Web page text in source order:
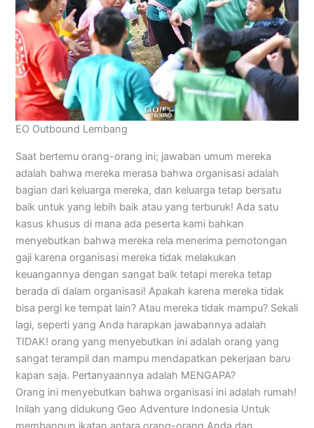
EO Outbound Lembang
Saat bertemu orang-orang ini; jawaban umum mereka
adalah bahwa mereka merasa bahwa organisasi adalah
bagian dari keluarga mereka, dan keluarga tetap bersatu
baik untuk yang lebih baik atau yang terburuk! Ada satu
kasus khusus di mana ada peserta kami bahkan
menyebutkan bahwa mereka rela menerima pemotongan
gaji karena organisasi mereka tidak melakukan
keuangannya dengan sangat baik tetapi mereka tetap
berada di dalam organisasi! Apakah karena mereka tidak
bisa pergi ke tempat lain? Atau mereka tidak mampu? Sekali
lagi, seperti yang Anda harapkan jawabannya adalah
TIDAK! orang yang menyebutkan ini adalah orang yang
sangat terampil dan mampu mendapatkan pekerjaan baru
kapan saja. Pertanyaannya adalah MENGAPA?
Orang ini menyebutkan bahwa organisasi ini adalah rumah!
Inilah yang didukung Geo Adventure Indonesia Untuk